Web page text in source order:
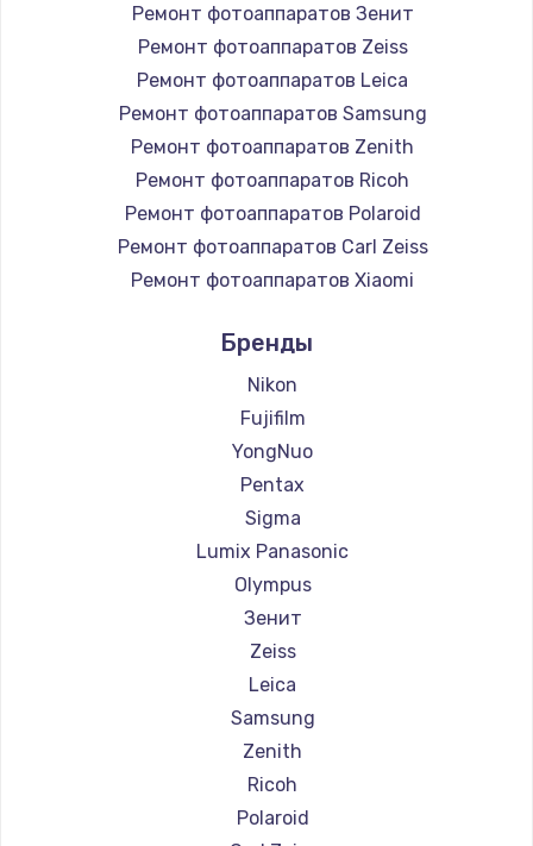
Ремонт фотоаппаратов Зенит
Ремонт фотоаппаратов Zeiss
Ремонт фотоаппаратов Leica
Ремонт фотоаппаратов Samsung
Ремонт фотоаппаратов Zenith
Ремонт фотоаппаратов Ricoh
Ремонт фотоаппаратов Polaroid
Ремонт фотоаппаратов Carl Zeiss
Ремонт фотоаппаратов Xiaomi
Ремонт фотоаппаратов Kodak
Ремонт фотоаппаратов Blackmagic
Бренды
Nikon
Fujifilm
YongNuo
Pentax
Sigma
Lumix Panasonic
Olympus
Зенит
Zeiss
Leica
Samsung
Zenith
Ricoh
Polaroid